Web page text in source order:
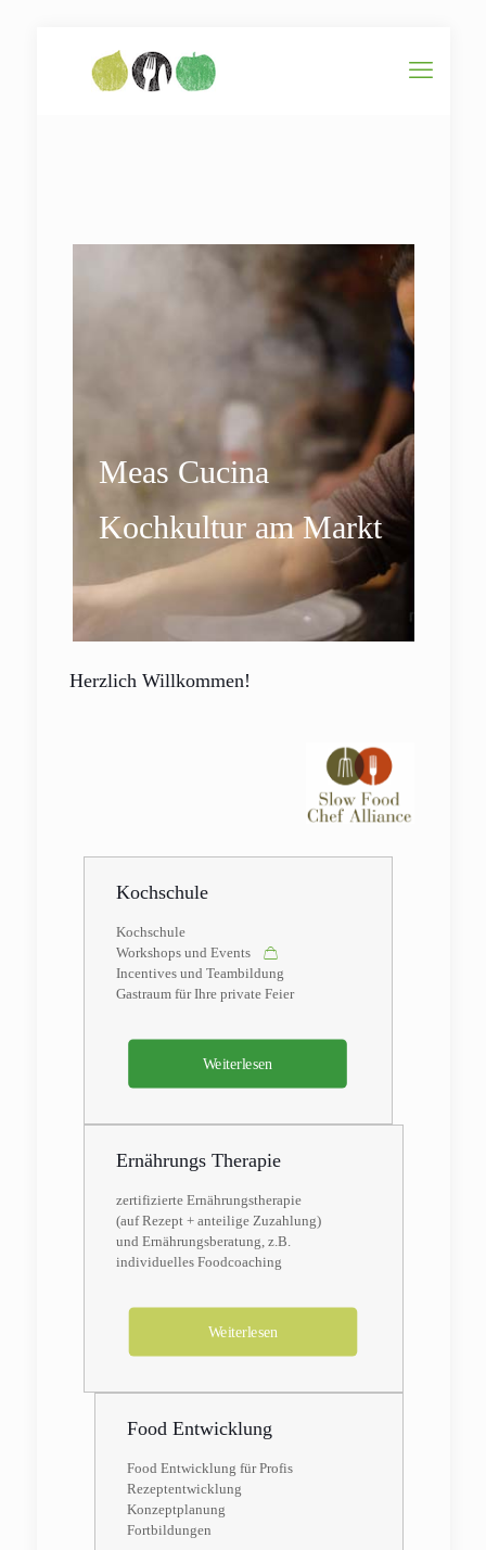
Meas Cucina
Kochkultur am Markt
Herzlich Willkommen!
Kochschule
Kochschule
Workshops und Events
Incentives und Teambildung
Gastraum für Ihre private Feier
Weiterlesen
Ernährungs Therapie
zertifizierte Ernährungstherapie
(auf Rezept + anteilige Zuzahlung)
und Ernährungsberatung, z.B.
individuelles Foodcoaching
Weiterlesen
Food Entwicklung
Food Entwicklung für Profis
Rezeptentwicklung
Konzeptplanung
Fortbildungen